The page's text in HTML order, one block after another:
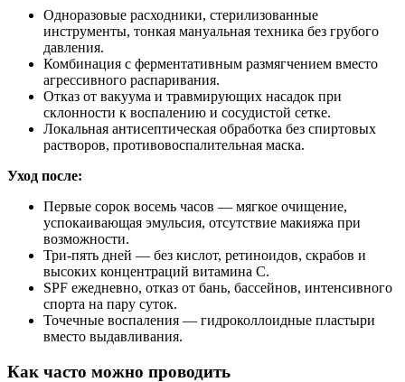
Одноразовые расходники, стерилизованные
инструменты, тонкая мануальная техника без грубого
давления.
Комбинация с ферментативным размягчением вместо
агрессивного распаривания.
Отказ от вакуума и травмирующих насадок при
склонности к воспалению и сосудистой сетке.
Локальная антисептическая обработка без спиртовых
растворов, противовоспалительная маска.
Уход после:
Первые сорок восемь часов — мягкое очищение,
успокаивающая эмульсия, отсутствие макияжа при
возможности.
Три‑пять дней — без кислот, ретиноидов, скрабов и
высоких концентраций витамина C.
SPF ежедневно, отказ от бань, бассейнов, интенсивного
спорта на пару суток.
Точечные воспаления — гидроколлоидные пластыри
вместо выдавливания.
Как часто можно проводить